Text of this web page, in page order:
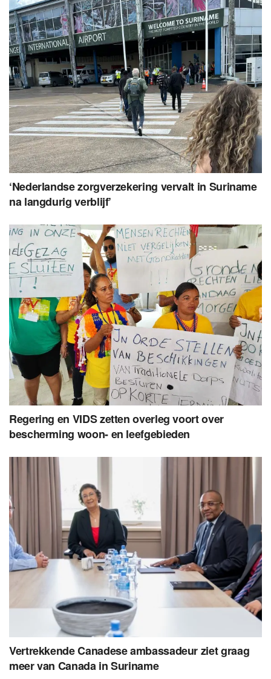
‘Nederlandse zorgverzekering vervalt in Suriname
na langdurig verblijf’
Regering en VIDS zetten overleg voort over
bescherming woon- en leefgebieden
Vertrekkende Canadese ambassadeur ziet graag
meer van Canada in Suriname